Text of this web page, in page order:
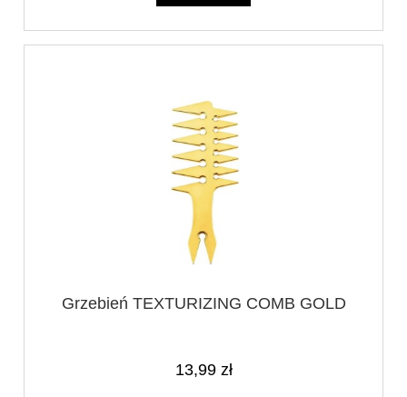
Grzebień TEXTURIZING COMB GOLD
13,99 zł